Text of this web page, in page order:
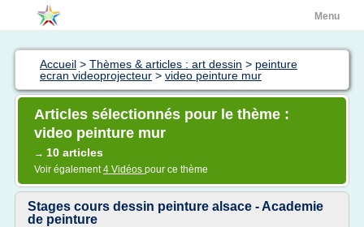
Menu
Accueil > Thèmes & articles : art dessin > peinture
ecran videoprojecteur > video peinture mur
Articles sélectionnés pour le thème :
video peinture mur
→ 10 articles
Voir également4 Vidéos pour ce thème
Stages cours dessin peinture alsace - Academie
de peinture